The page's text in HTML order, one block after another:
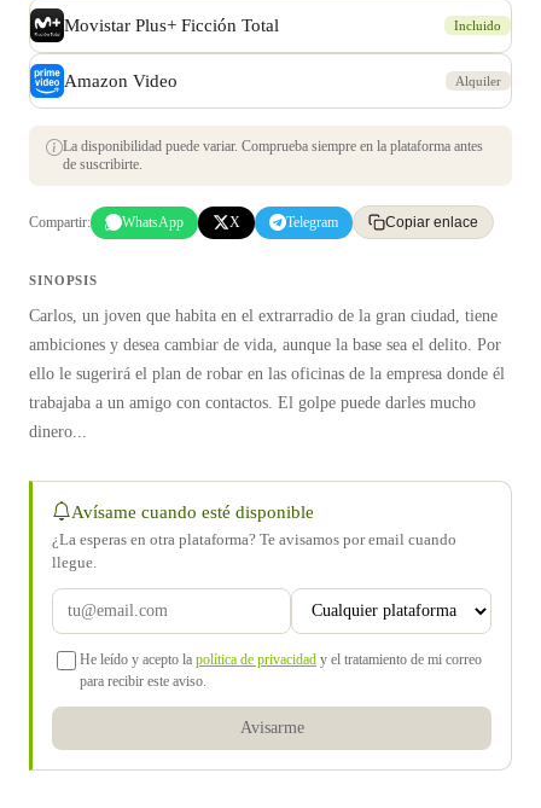
Movistar Plus+ Ficción Total Incluido
Amazon Video Alquiler
La disponibilidad puede variar. Comprueba siempre en la plataforma antes
de suscribirte.
Compartir: WhatsApp X Telegram Copiar enlace
SINOPSIS
Carlos, un joven que habita en el extrarradio de la gran ciudad, tiene
ambiciones y desea cambiar de vida, aunque la base sea el delito. Por
ello le sugerirá el plan de robar en las oficinas de la empresa donde él
trabajaba a un amigo con contactos. El golpe puede darles mucho
dinero...
Avísame cuando esté disponible
¿La esperas en otra plataforma? Te avisamos por email cuando
llegue.
He leído y acepto la política de privacidad y el tratamiento de mi correo
para recibir este aviso.
Avisarme